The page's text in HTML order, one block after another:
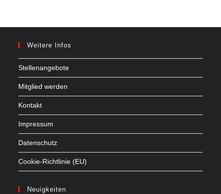
Weitere Infos
Stellenangebote
Mitglied werden
Kontakt
Impressum
Datenschutz
Cookie-Richtlinie (EU)
Neuigkeiten